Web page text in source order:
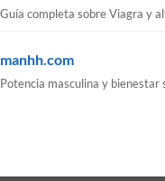
Guía completa sobre Viagra y
manhh.com
Potencia masculina y bienestar